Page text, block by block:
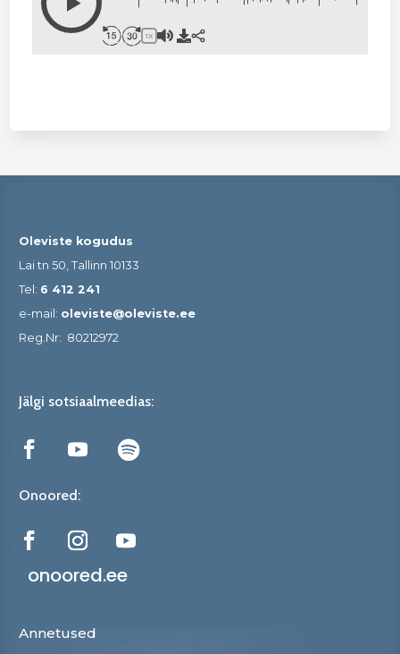
1X
Oleviste kogudus
Lai tn 50, Tallinn 10133
Tel: 6 412 241
e-mail: oleviste@oleviste.ee
Reg.Nr: 80212972
Jälgi sotsiaalmeedias:
Onoored:
onoored.ee
Annetused